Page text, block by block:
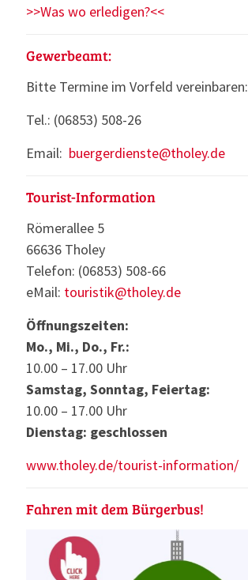
>>Was wo erledigen?<<
Gewerbeamt:
Bitte Termine im Vorfeld vereinbaren:
Tel.: (06853) 508-26
Email: buergerdienste@tholey.de
Tourist-Information
Römerallee 5
66636 Tholey
Telefon: (06853) 508-66
eMail: touristik@tholey.de
Öffnungszeiten:
Mo., Mi., Do., Fr.:
10.00 – 17.00 Uhr
Samstag, Sonntag, Feiertag:
10.00 – 17.00 Uhr
Dienstag: geschlossen
www.tholey.de/tourist-information/
Fahren mit dem Bürgerbus!